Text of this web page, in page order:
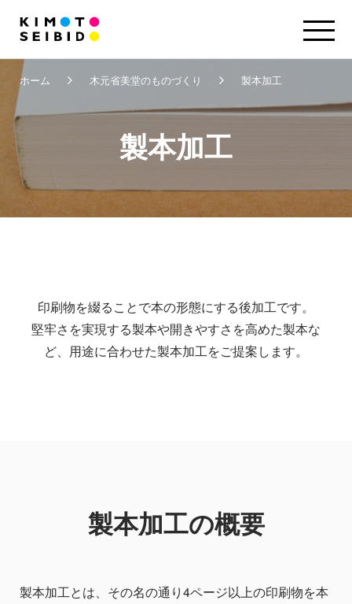
ホーム 木元省美堂のものづくり 製本加工
製本加工
印刷物を綴ることで本の形態にする後加工です。
堅牢さを実現する製本や開きやすさを高めた製本な
ど、用途に合わせた製本加工をご提案します。
製本加工の概要
製本加工とは、その名の通り4ページ以上の印刷物を本